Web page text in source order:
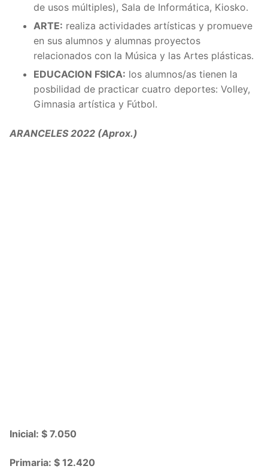
de usos múltiples), Sala de Informática, Kiosko.
ARTE: realiza actividades artísticas y promueve
en sus alumnos y alumnas proyectos
relacionados con la Música y las Artes plásticas.
EDUCACION FSICA: los alumnos/as tienen la
posbilidad de practicar cuatro deportes: Volley,
Gimnasia artística y Fútbol.
ARANCELES 2022 (Aprox.)
Inicial: $ 7.050
Primaria: $ 12.420